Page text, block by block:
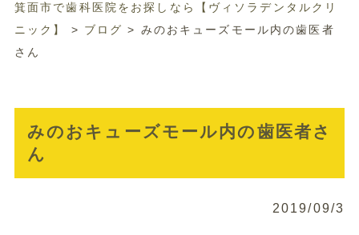
箕面市で歯科医院をお探しなら【ヴィソラデンタルクリ
ニック】
> ブログ > みのおキューズモール内の歯医者
さん
みのおキューズモール内の歯医者さ
ん
2019/09/3